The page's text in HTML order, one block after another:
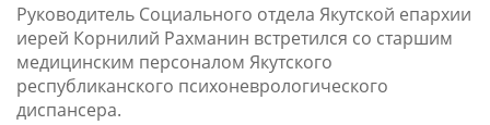
Руководитель Социального отдела Якутской епархии
иерей Корнилий Рахманин встретился со старшим
медицинским персоналом Якутского
республиканского психоневрологического
диспансера.